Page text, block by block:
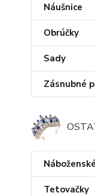
Náušnice
Obrúčky
Sady
Zásnubné
Tetovačky